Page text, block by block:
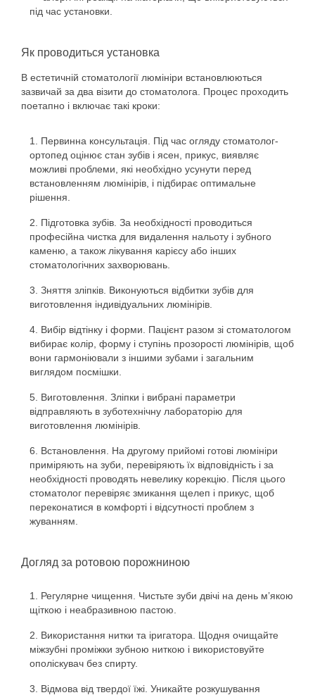
під час установки.
Як проводиться установка
В естетичній стоматології люмініри встановлюються
зазвичай за два візити до стоматолога. Процес проходить
поетапно і включає такі кроки:
Первинна консультація. Під час огляду стоматолог-
ортопед оцінює стан зубів і ясен, прикус, виявляє
можливі проблеми, які необхідно усунути перед
встановленням люмінірів, і підбирає оптимальне
рішення.
Підготовка зубів. За необхідності проводиться
професійна чистка для видалення нальоту і зубного
каменю, а також лікування карієсу або інших
стоматологічних захворювань.
Зняття зліпків. Виконуються відбитки зубів для
виготовлення індивідуальних люмінірів.
Вибір відтінку і форми. Пацієнт разом зі стоматологом
вибирає колір, форму і ступінь прозорості люмінірів, щоб
вони гармоніювали з іншими зубами і загальним
виглядом посмішки.
Виготовлення. Зліпки і вибрані параметри
відправляють в зуботехнічну лабораторію для
виготовлення люмінірів.
Встановлення. На другому прийомі готові люмініри
приміряють на зуби, перевіряють їх відповідність і за
необхідності проводять невелику корекцію. Після цього
стоматолог перевіряє змикання щелеп і прикус, щоб
переконатися в комфорті і відсутності проблем з
жуванням.
Догляд за ротовою порожниною
Регулярне чищення. Чистьте зуби двічі на день м’якою
щіткою і неабразивною пастою.
Використання нитки та іригатора. Щодня очищайте
міжзубні проміжки зубною ниткою і використовуйте
ополіскувач без спирту.
Відмова від твердої їжі. Уникайте розкушування